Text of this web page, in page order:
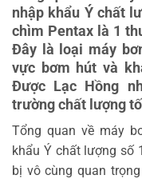
nhập khẩu Ý chất
chìm Pentax là 1
Đây là loại máy
vực bơm hút và
Được Lạc Hồng
trường chất lượng
Tổng quan về máy
khẩu Ý chất lượng số
bị vô cùng quan